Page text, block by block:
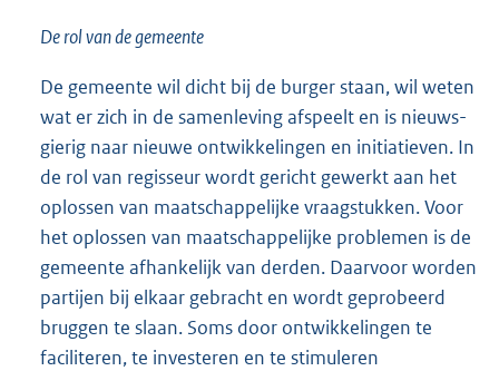
De rol van de gemeente
De gemeente wil dicht bij de burger staan, wil weten
wat er zich in de samenleving afspeelt en is nieuws-
gierig naar nieuwe ontwikkelingen en initiatieven. In
de rol van regisseur wordt gericht gewerkt aan het
oplossen van maatschappelijke vraagstukken. Voor
het oplossen van maatschappelijke problemen is de
gemeente afhankelijk van derden. Daarvoor worden
partijen bij elkaar gebracht en wordt geprobeerd
bruggen te slaan. Soms door ontwikkelingen te
faciliteren, te investeren en te stimuleren